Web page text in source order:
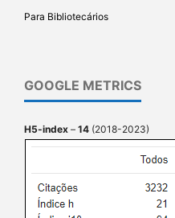
Para Bibliotecários
GOOGLE METRICS
H5-index – 14 (2018-2023)